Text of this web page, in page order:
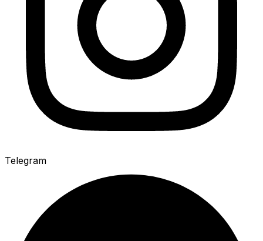
Telegram